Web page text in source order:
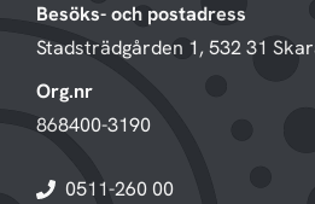
Besöks- och postadress
Stadsträdgården 1, 532 31
Org.nr
868400-3190
0511-260 00